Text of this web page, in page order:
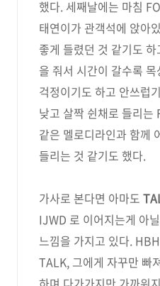
했다. 세째날에는 마침
태연이가 관객석에 앉아
좋게 들렸던 것 같기도
을 줘서 시간이 갈수록
걱정이기도 하고 안쓰럽
낮고 살짝 쉰채로 들리는
같은 멜로디라인과 함께
들리는 것 같기도 했다.
가사로 본다면 아마도
IJWD 로 이어지는게 아
느낌을 가지고 있다.
TALK, 그에게 자꾸만 빠